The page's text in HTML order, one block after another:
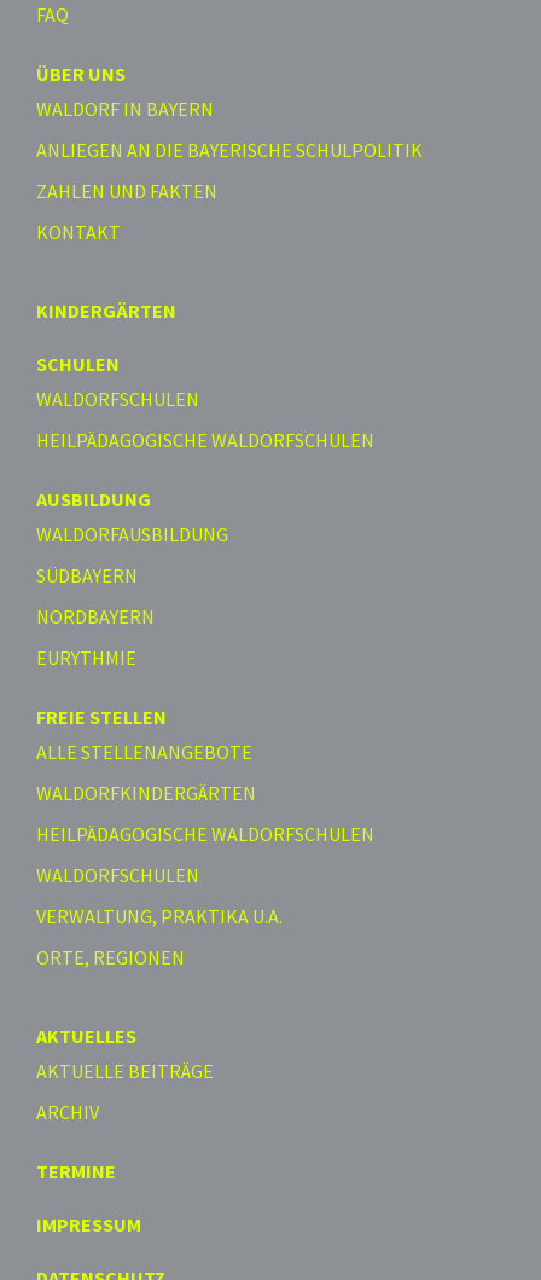
FAQ
ÜBER UNS
WALDORF IN BAYERN
ANLIEGEN AN DIE BAYERISCHE SCHULPOLITIK
ZAHLEN UND FAKTEN
KONTAKT
KINDERGÄRTEN
SCHULEN
WALDORFSCHULEN
HEILPÄDAGOGISCHE WALDORFSCHULEN
AUSBILDUNG
WALDORFAUSBILDUNG
SÜDBAYERN
NORDBAYERN
EURYTHMIE
FREIE STELLEN
ALLE STELLENANGEBOTE
WALDORFKINDERGÄRTEN
HEILPÄDAGOGISCHE WALDORFSCHULEN
WALDORFSCHULEN
VERWALTUNG, PRAKTIKA U.A.
ORTE, REGIONEN
AKTUELLES
AKTUELLE BEITRÄGE
ARCHIV
TERMINE
IMPRESSUM